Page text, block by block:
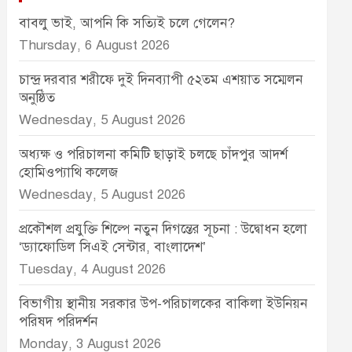
বাবলু ভাই, আপনি কি সত্যিই চলে গেলেন?
Thursday, 6 August 2026
চান্দ্র দরবার শরীফে দুই দিনব্যাপী ৫২তম এশয়াত সম্মেলন
অনুষ্ঠিত
Wednesday, 5 August 2026
অধ্যক্ষ ও পরিচালনা কমিটি ছাড়াই চলছে চাঁদপুর আদর্শ
হোমিওপ্যাথি কলেজ
Wednesday, 5 August 2026
প্রকৌশল প্রযুক্তি শিল্পে নতুন দিগন্তের সূচনা : উদ্বোধন হলো
‘ড্যাফোডিল সিএই সেন্টার, বাংলাদেশ’
Tuesday, 4 August 2026
বিভাগীয় স্থানীয় সরকার উপ-পরিচালকের বাকিলা ইউনিয়ন
পরিষদ পরিদর্শন
Monday, 3 August 2026